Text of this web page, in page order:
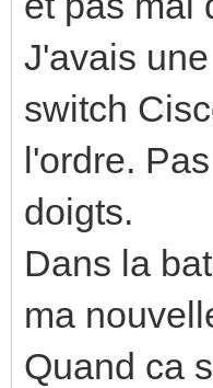
+76.8°C)
(crit
acpitz-
J'avais
switch
l'ordre.
doigts.
Dans la
ma
Quand ca